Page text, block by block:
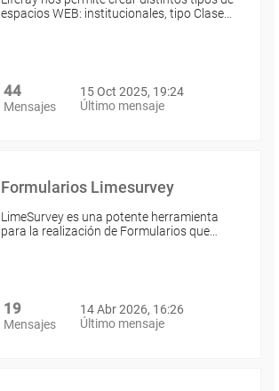
espacios WEB: institucionales, tipo Clase…
44
Mensajes
15 Oct 2025, 19:24
Último mensaje
Formularios Limesurvey
LimeSurvey es una potente herramienta
para la realización de Formularios que…
19
Mensajes
14 Abr 2026, 16:26
Último mensaje